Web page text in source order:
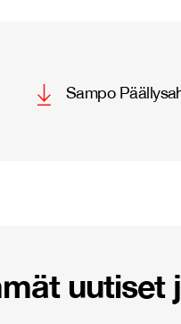
Sampo
uutiset